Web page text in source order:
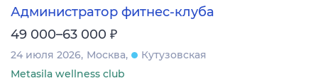
Администратор фитнес-клуба
49 000–63 000 ₽
24 июля 2026 Москва
Кутузовская
Metasila wellness club